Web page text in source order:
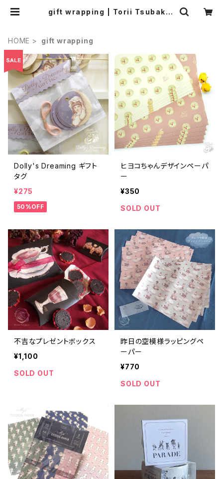
gift wrapping | Torii Tsubaki -
HOME gift wrapping
Dolly's Dreaming ギフト
タグ
¥275
50%OFF
ヒヨコちゃんデザインペーパ
ー
¥350
SOLD OUT
不吉なプレゼントボックス
¥1,100
SOLD OUT
昨日の空模様ラッピングペ
ーパー
¥770
SOLD OUT